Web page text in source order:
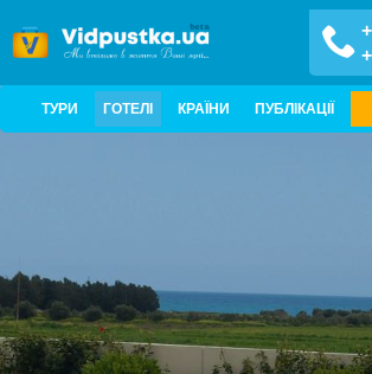
ТУРИ ГОТЕЛІ КРАЇНИ ПУБЛІКАЦІЇ